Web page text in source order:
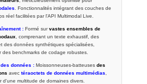
. Fonctionnalités intégrant des couches de
réel facilitées par l'API Multimodal Live.
: Formé survastes ensembles de
, comprenant un texte exhaustif, des
des données synthétiques spécialisées,
des benchmarks de codage robustes.
données : Moissonneuses-batteusesdes
avectéraoctets de données multimédias,
d'une multitude de domaines divers.